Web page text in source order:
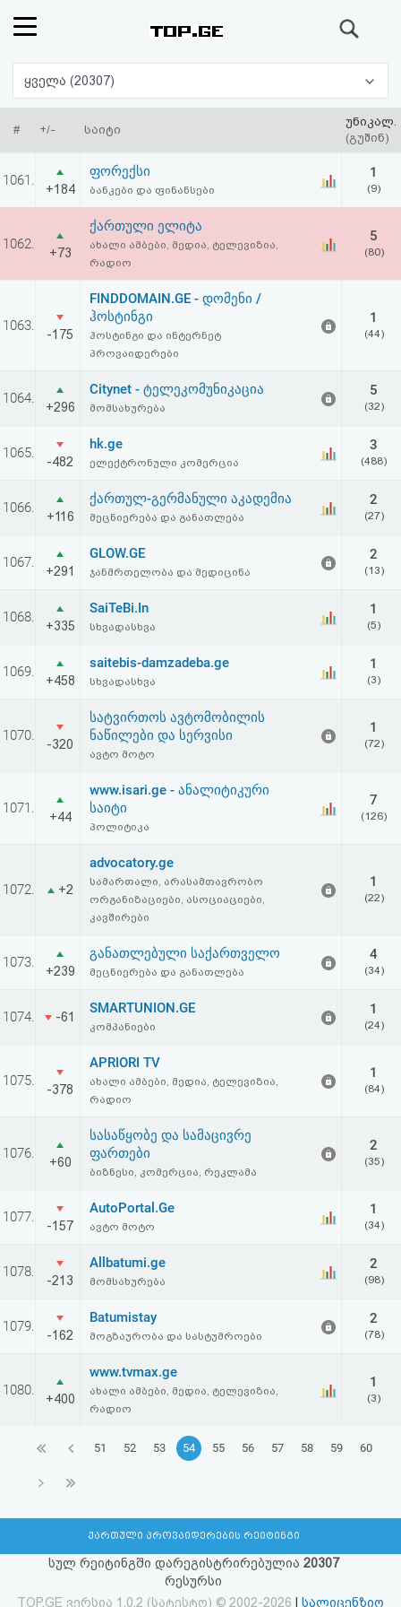
რეიტინგი
(მთავარი)
ფოსტა
კითხვა-
პასუხი
რეგისტრაცია
პაროლის
აღდგენა
HTML
კოდი
შეთანხმება
და
უარყოფა
ყველა (20307)
# +/- საიტი
უნიკალ.
(გუშინ)
1061.
+184
ფორექსი
ბანკები და ფინანსები
1
(9)
1062.
+73
ქართული ელიტა
ახალი ამბები, მედია, ტელევიზია,
რადიო
5
(80)
1063.
-175
FINDDOMAIN.GE - დომენი /
ჰოსტინგი
ჰოსტინგი და ინტერნეტ
პროვაიდერები
1
(44)
1064.
+296
Citynet - ტელეკომუნიკაცია
მომსახურება
5
(32)
1065.
-482
hk.ge
ელექტრონული კომერცია
3
(488)
1066.
+116
ქართულ-გერმანული აკადემია
მეცნიერება და განათლება
2
(27)
1067.
+291
GLOW.GE
ჯანმრთელობა და მედიცინა
2
(13)
1068.
+335
SaiTeBi.In
სხვადასხვა
1
(5)
1069.
+458
saitebis-damzadeba.ge
სხვადასხვა
1
(3)
1070.
-320
სატვირთოს ავტომობილის
ნაწილები და სერვისი
ავტო მოტო
1
(72)
1071.
+44
www.isari.ge - ანალიტიკური
საიტი
პოლიტიკა
7
(126)
1072. +2
advocatory.ge
სამართალი, არასამთავრობო
ორგანიზაციები, ასოციაციები,
კავშირები
1
(22)
1073.
+239
განათლებული საქართველო
მეცნიერება და განათლება
4
(34)
1074. -61
SMARTUNION.GE
კომპანიები
1
(24)
1075.
-378
APRIORI TV
ახალი ამბები, მედია, ტელევიზია,
რადიო
1
(84)
1076.
+60
სასაწყობე და სამაცივრე
ფართები
ბიზნესი, კომერცია, რეკლამა
2
(35)
1077.
-157
AutoPortal.Ge
ავტო მოტო
1
(34)
1078.
-213
Allbatumi.ge
მომსახურება
2
(98)
1079.
-162
Batumistay
მოგზაურობა და სასტუმროები
2
(78)
1080.
+400
www.tvmax.ge
ახალი ამბები, მედია, ტელევიზია,
რადიო
1
(3)
51 52 53 54 55 56 57 58 59 60
ქართული პროვაიდერების რეიტინგი
სულ რეიტინგში დარეგისტრირებულია 20307
რესურსი
TOP.GE ვერსია 1.0.2 (სატესტო) © 2002-2026
სალიცენზიო